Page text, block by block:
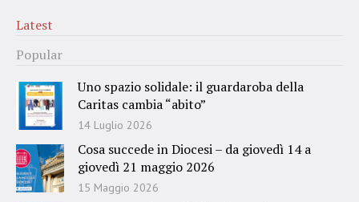
Latest
Popular
Uno spazio solidale: il guardaroba della
Caritas cambia “abito”
14 Luglio 2026
Cosa succede in Diocesi – da giovedì 14 a
giovedì 21 maggio 2026
15 Maggio 2026